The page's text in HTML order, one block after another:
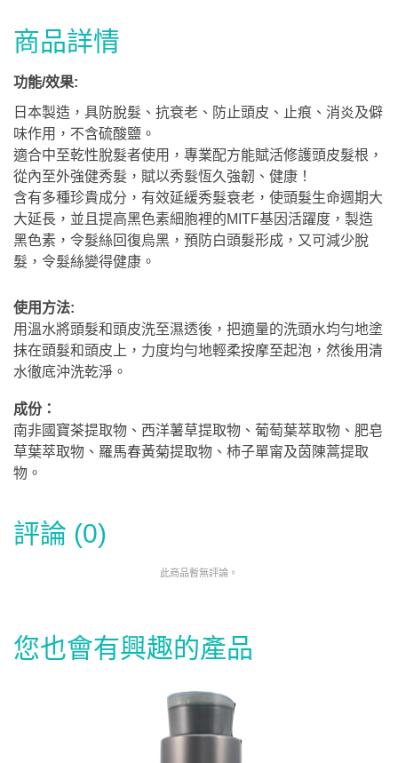
商品詳情
功能/效果:
日本製造，具防脫髮、抗衰老、防止頭皮、止痕、消炎及僻
味作用，不含硫酸鹽。
適合中至乾性脫髮者使用，專業配方能賦活修護頭皮髮根，
從內至外強健秀髮，賦以秀髮恆久強韌、健康！
含有多種珍貴成分，有效延緩秀髮衰老，使頭髮生命週期大
大延長，並且提高黑色素細胞裡的MITF基因活躍度，製造
黑色素，令髮絲回復烏黑，預防白頭髮形成，又可減少脫
髮，令髮絲變得健康。
使用方法:
用溫水將頭髮和頭皮洗至濕透後，把適量的洗頭水均勻地塗
抹在頭髮和頭皮上，力度均勻地輕柔按摩至起泡，然後用清
水徹底沖洗乾淨。
成份：
南非國寶茶提取物、西洋薯草提取物、葡萄葉萃取物、肥皂
草葉萃取物、羅馬春黃菊提取物、柿子單甯及茵陳蒿提取
物。
評論 (0)
此商品暫無評論。
您也會有興趣的產品